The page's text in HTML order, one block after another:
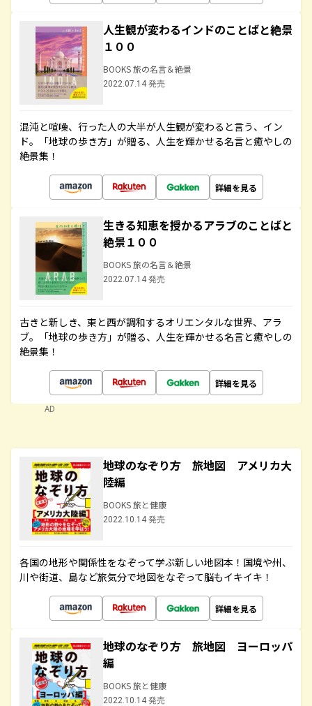
人生観が変わるインドのことばと絶景
１００
BOOKS 旅の名言＆絶景
2022.07.14 発売
混沌と喧噪、行った人の大半が人生観が変わると言う、イン
ド。「地球の歩き方」が贈る、人生を輝かせる名言と癒やしの
絶景集！
詳細を見る
生きる知恵を授かるアラブのことばと
絶景１００
BOOKS 旅の名言＆絶景
2022.07.14 発売
古きと新しき、東と西が調和するオリエンタルな世界、アラ
ブ。「地球の歩き方」が贈る、人生を輝かせる名言と癒やしの
絶景集！
詳細を見る
AD
地球のなぞり方 旅地図 アメリカ大
陸編
BOOKS 旅と健康
2022.10.14 発売
各国の地形や関係性をなぞって学ぶ新しい地図本！国境や州、
川や街道、島など旅気分で地図をなぞって脳もイキイキ！
詳細を見る
地球のなぞり方 旅地図 ヨーロッパ
編
BOOKS 旅と健康
2022.10.14 発売